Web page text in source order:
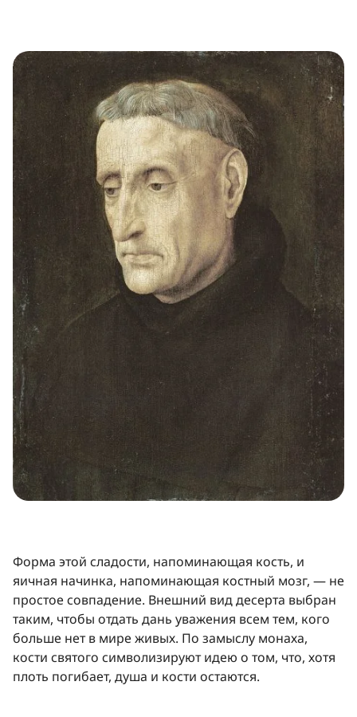
Форма этой сладости, напоминающая кость, и
яичная начинка, напоминающая костный мозг, — не
простое совпадение. Внешний вид десерта выбран
таким, чтобы отдать дань уважения всем тем, кого
больше нет в мире живых. По замыслу монаха,
кости святого символизируют идею о том, что, хотя
плоть погибает, душа и кости остаются.